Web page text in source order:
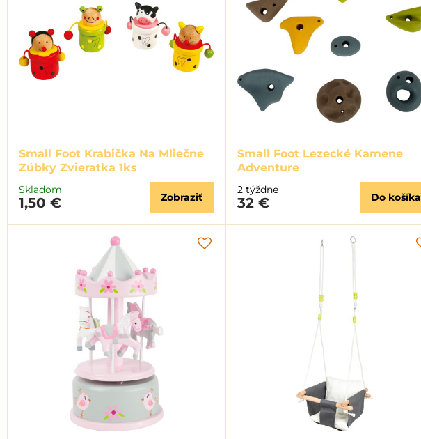
Small Foot Krabička Na Mliečne
Zúbky Zvieratka 1ks
Skladom
1,50 € Zobraziť
Small Foot Lezecké Kamene
Adventure
2 týždne
32 € Do košíka